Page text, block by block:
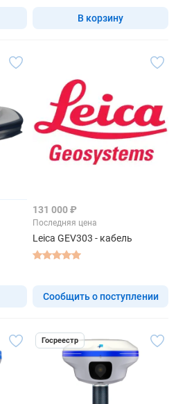
В корзину
131 000 ₽
Последняя цена
Leica GEV303 - кабель
Сообщить о поступлении
Госреестр